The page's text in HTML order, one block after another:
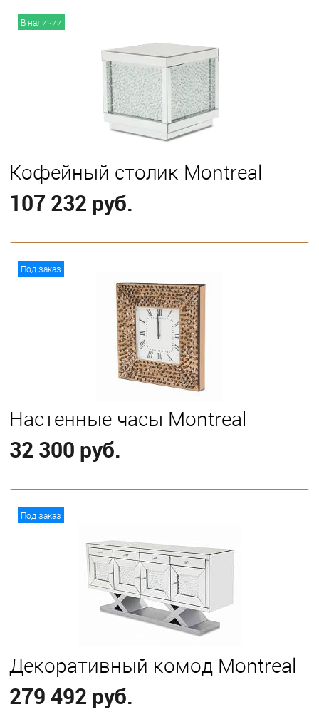
В наличии
Кофейный столик Montreal
107 232 руб.
Под заказ
Настенные часы Montreal
32 300 руб.
Под заказ
Декоративный комод Montreal
279 492 руб.